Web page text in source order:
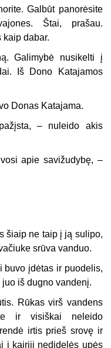
Galbūt panorėsite
Štai, prašau.
kaip dabar.
Galimybė nusikelti į
Iš Dono Katajamos
Donas Katajama.
– nuleido akis
apie savižudybę, –
šiaip ne taip į ją sulipo,
srūva vanduo.
buvo įdėtas ir puodelis,
iš dugno vandenį.
Rūkas virš vandens
ir visiškai neleido
irtis prieš srovę ir
į kairįjį nedidelės upės